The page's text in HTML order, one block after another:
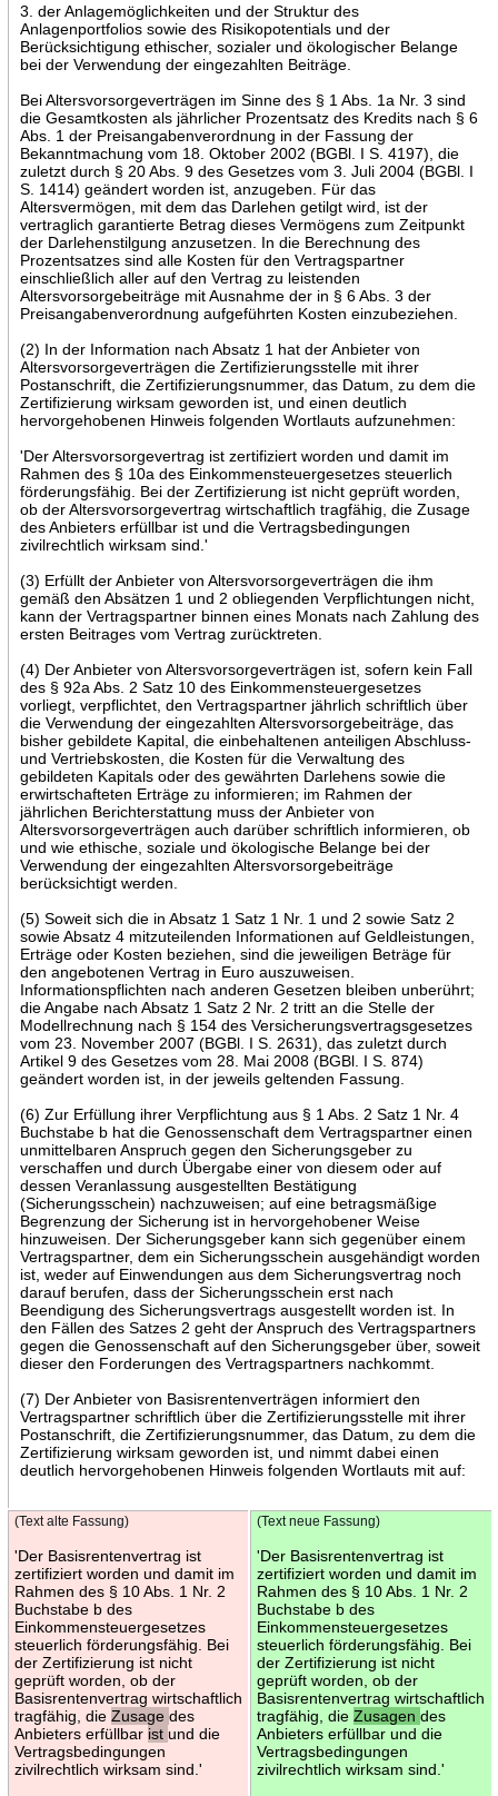
3. der Anlagemöglichkeiten und der Struktur des
Anlagenportfolios sowie des Risikopotentials und der
Berücksichtigung ethischer, sozialer und ökologischer Belange
bei der Verwendung der eingezahlten Beiträge.
Bei Altersvorsorgeverträgen im Sinne des § 1 Abs. 1a Nr. 3 sind
die Gesamtkosten als jährlicher Prozentsatz des Kredits nach § 6
Abs. 1 der Preisangabenverordnung in der Fassung der
Bekanntmachung vom 18. Oktober 2002 (BGBl. I S. 4197), die
zuletzt durch § 20 Abs. 9 des Gesetzes vom 3. Juli 2004 (BGBl. I
S. 1414) geändert worden ist, anzugeben. Für das
Altersvermögen, mit dem das Darlehen getilgt wird, ist der
vertraglich garantierte Betrag dieses Vermögens zum Zeitpunkt
der Darlehenstilgung anzusetzen. In die Berechnung des
Prozentsatzes sind alle Kosten für den Vertragspartner
einschließlich aller auf den Vertrag zu leistenden
Altersvorsorgebeiträge mit Ausnahme der in § 6 Abs. 3 der
Preisangabenverordnung aufgeführten Kosten einzubeziehen.
(2) In der Information nach Absatz 1 hat der Anbieter von
Altersvorsorgeverträgen die Zertifizierungsstelle mit ihrer
Postanschrift, die Zertifizierungsnummer, das Datum, zu dem die
Zertifizierung wirksam geworden ist, und einen deutlich
hervorgehobenen Hinweis folgenden Wortlauts aufzunehmen:
'Der Altersvorsorgevertrag ist zertifiziert worden und damit im
Rahmen des § 10a des Einkommensteuergesetzes steuerlich
förderungsfähig. Bei der Zertifizierung ist nicht geprüft worden,
ob der Altersvorsorgevertrag wirtschaftlich tragfähig, die Zusage
des Anbieters erfüllbar ist und die Vertragsbedingungen
zivilrechtlich wirksam sind.'
(3) Erfüllt der Anbieter von Altersvorsorgeverträgen die ihm
gemäß den Absätzen 1 und 2 obliegenden Verpflichtungen nicht,
kann der Vertragspartner binnen eines Monats nach Zahlung des
ersten Beitrages vom Vertrag zurücktreten.
(4) Der Anbieter von Altersvorsorgeverträgen ist, sofern kein Fall
des § 92a Abs. 2 Satz 10 des Einkommensteuergesetzes
vorliegt, verpflichtet, den Vertragspartner jährlich schriftlich über
die Verwendung der eingezahlten Altersvorsorgebeiträge, das
bisher gebildete Kapital, die einbehaltenen anteiligen Abschluss-
und Vertriebskosten, die Kosten für die Verwaltung des
gebildeten Kapitals oder des gewährten Darlehens sowie die
erwirtschafteten Erträge zu informieren; im Rahmen der
jährlichen Berichterstattung muss der Anbieter von
Altersvorsorgeverträgen auch darüber schriftlich informieren, ob
und wie ethische, soziale und ökologische Belange bei der
Verwendung der eingezahlten Altersvorsorgebeiträge
berücksichtigt werden.
(5) Soweit sich die in Absatz 1 Satz 1 Nr. 1 und 2 sowie Satz 2
sowie Absatz 4 mitzuteilenden Informationen auf Geldleistungen,
Erträge oder Kosten beziehen, sind die jeweiligen Beträge für
den angebotenen Vertrag in Euro auszuweisen.
Informationspflichten nach anderen Gesetzen bleiben unberührt;
die Angabe nach Absatz 1 Satz 2 Nr. 2 tritt an die Stelle der
Modellrechnung nach § 154 des Versicherungsvertragsgesetzes
vom 23. November 2007 (BGBl. I S. 2631), das zuletzt durch
Artikel 9 des Gesetzes vom 28. Mai 2008 (BGBl. I S. 874)
geändert worden ist, in der jeweils geltenden Fassung.
(6) Zur Erfüllung ihrer Verpflichtung aus § 1 Abs. 2 Satz 1 Nr. 4
Buchstabe b hat die Genossenschaft dem Vertragspartner einen
unmittelbaren Anspruch gegen den Sicherungsgeber zu
verschaffen und durch Übergabe einer von diesem oder auf
dessen Veranlassung ausgestellten Bestätigung
(Sicherungsschein) nachzuweisen; auf eine betragsmäßige
Begrenzung der Sicherung ist in hervorgehobener Weise
hinzuweisen. Der Sicherungsgeber kann sich gegenüber einem
Vertragspartner, dem ein Sicherungsschein ausgehändigt worden
ist, weder auf Einwendungen aus dem Sicherungsvertrag noch
darauf berufen, dass der Sicherungsschein erst nach
Beendigung des Sicherungsvertrags ausgestellt worden ist. In
den Fällen des Satzes 2 geht der Anspruch des Vertragspartners
gegen die Genossenschaft auf den Sicherungsgeber über, soweit
dieser den Forderungen des Vertragspartners nachkommt.
(7) Der Anbieter von Basisrentenverträgen informiert den
Vertragspartner schriftlich über die Zertifizierungsstelle mit ihrer
Postanschrift, die Zertifizierungsnummer, das Datum, zu dem die
Zertifizierung wirksam geworden ist, und nimmt dabei einen
deutlich hervorgehobenen Hinweis folgenden Wortlauts mit auf:
(Text alte Fassung)
'Der Basisrentenvertrag ist
zertifiziert worden und damit im
Rahmen des § 10 Abs. 1 Nr. 2
Buchstabe b des
Einkommensteuergesetzes
steuerlich förderungsfähig. Bei
der Zertifizierung ist nicht
geprüft worden, ob der
Basisrentenvertrag wirtschaftlich
tragfähig, die Zusage des
Anbieters erfüllbar ist und die
Vertragsbedingungen
zivilrechtlich wirksam sind.'
(Text neue Fassung)
'Der Basisrentenvertrag ist
zertifiziert worden und damit im
Rahmen des § 10 Abs. 1 Nr. 2
Buchstabe b des
Einkommensteuergesetzes
steuerlich förderungsfähig. Bei
der Zertifizierung ist nicht
geprüft worden, ob der
Basisrentenvertrag wirtschaftlich
tragfähig, die Zusagen des
Anbieters erfüllbar und die
Vertragsbedingungen
zivilrechtlich wirksam sind.'